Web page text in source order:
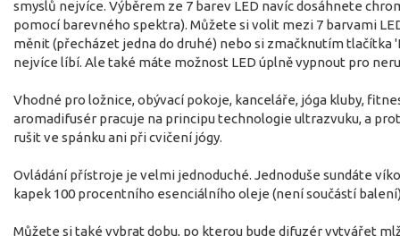
smyslů nejvíce. Výběrem ze 7 barev LED navíc dosáhnete
pomocí barevného spektra). Můžete si volit mezi 7 barvami
měnit (přecházet jedna do druhé) nebo si zmačknutím tlačítka
nejvíce líbí. Ale také máte možnost LED úplně vypnout pro
Vhodné pro ložnice, obývací pokoje, kanceláře, jóga kluby,
aromadifusér pracuje na principu technologie ultrazvuku, a
rušit ve spánku ani při cvičení jógy.
Ovládání přístroje je velmi jednoduché. Jednoduše sundáte
kapek 100 procentního esenciálního oleje (není součástí
Můžete si také vybrat dobu, po kterou bude difuzér vytvářet